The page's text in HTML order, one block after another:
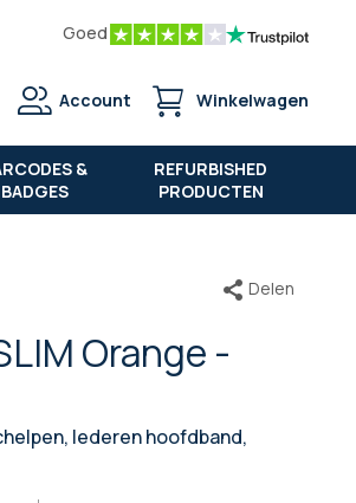
Goed
Account Winkelwagen
&
BADGES
REFURBISHED
PRODUCTEN
Orange -
lederen hoofdband,
Delen